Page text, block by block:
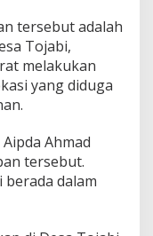
tersebut adalah
Tojabi,
melakukan
yang diduga
Ahmad
tersebut.
dalam